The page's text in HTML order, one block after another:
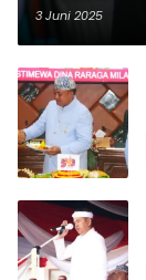
3 Juni 2025